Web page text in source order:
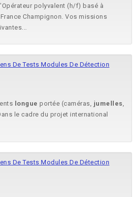
polyvalent (h/f) basé à
Champignon. Vos missions
De Tests Modules De Détection
longue portée (caméras, jumelles,
le cadre du projet international
De Tests Modules De Détection